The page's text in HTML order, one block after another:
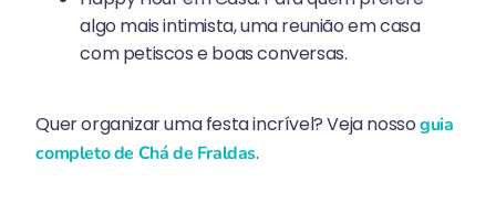
algo mais intimista, uma reunião em casa
com petiscos e boas conversas.
Quer organizar uma festa incrível? Veja nossoguia
completo de Chá de Fraldas.